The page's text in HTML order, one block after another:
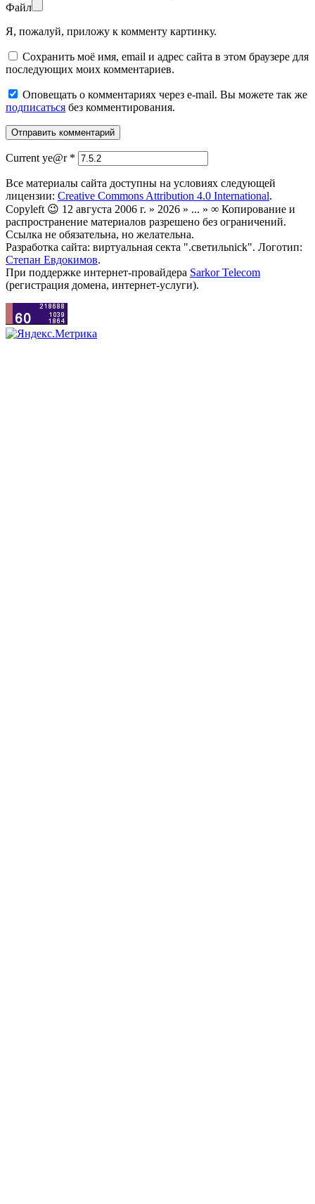
Файл
Я, пожалуй, приложу к комменту картинку.
Сохранить моё имя, email и адрес сайта в этом браузере для
последующих моих комментариев.
Оповещать о комментариях через e-mail. Вы можете так же
подписаться без комментирования.
Current ye@r *
Все материалы сайта доступны на условиях следующей
лицензии: Creative Commons Attribution 4.0 International.
Copyleft 😉 12 августа 2006 г. » 2026 » ... » ∞ Копирование и
распространение материалов разрешено без ограничений.
Ссылка не обязательна, но желательна.
Разработка сайта: виртуальная секта ".светильnick". Логотип:
Степан Евдокимов.
При поддержке интернет-провайдера Sarkor Telecom
(регистрация домена, интернет-услуги).